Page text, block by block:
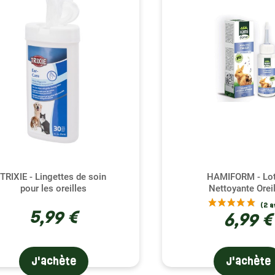
Bons Produits pour Votre Rongeur
Hamiform, et Trixie, vous avez l'assurance de
solutions nettoyantes qui éliminent les saletés et
assure une approche plus douce, idéale pour les rongeurs
variée d'accessoires pour faciliter l'application des soins.
notre sélection couvre tous vos besoins pour
petit rongeur, nous sommes dédiés à offrir non seulement
rapide pour que vous puissiez prendre soin de vos
TRIXIE - Lingettes de soin
pour les oreilles
5,99 €
J'achète
HAMIFORM -
Nettoyante
6,99 €
J'achète